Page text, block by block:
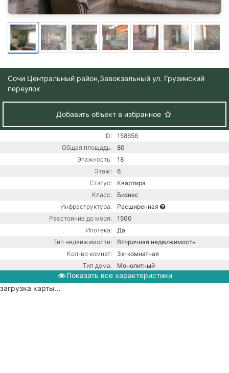
Сочи Центральный район,Завокзальный ул. Грузинский
переулок
Добавить объект в избранное
ID:
158656
Общая площадь:
80
Этажность:
18
Этаж:
6
Статус:
Квартира
Класс:
Бизнес
Инфраструктура:
Расширенная
Расстояние до моря:
1500
Ипотека:
Да
Тип недвижимости:
Вторичная недвижимость
Кол-во комнат:
3х-комнатная
Тип дома:
Монолитный
Вид из окон:
На горы
Показать все характеристики
загрузка карты...